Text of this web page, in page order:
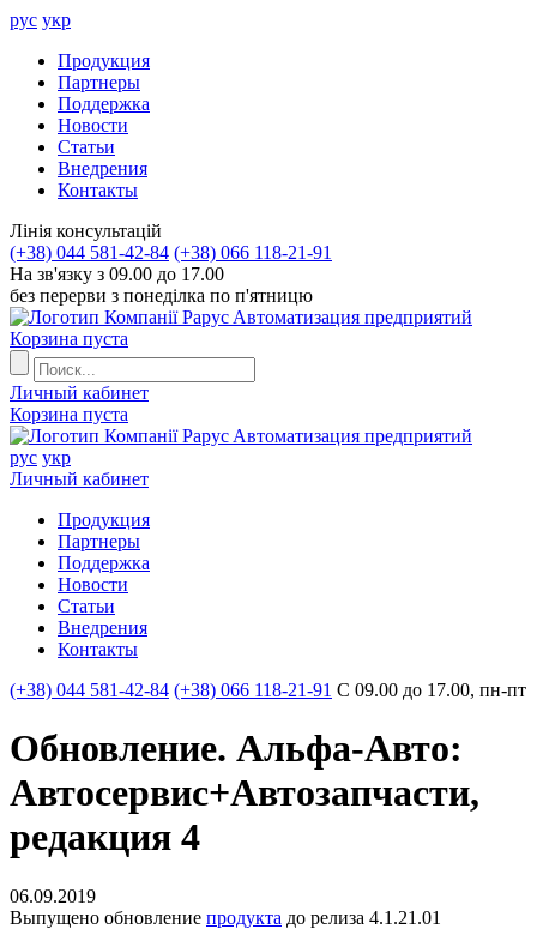
рус укр
Продукция
Партнеры
Поддержка
Новости
Статьи
Внедрения
Контакты
Лiнiя консультацiй
(+38) 044 581-42-84 (+38) 066 118-21-91
На зв'язку з 09.00 до 17.00
без перерви з понеділка по п'ятницю
Aвтоматизация предприятий
Корзина пуста
Личный кабинет
Корзина пуста
Aвтоматизация предприятий
рус укр
Личный кабинет
Продукция
Партнеры
Поддержка
Новости
Статьи
Внедрения
Контакты
(+38) 044 581-42-84 (+38) 066 118-21-91 С 09.00 до 17.00, пн-пт
Обновление. Альфа-Авто:
Автосервис+Автозапчасти,
редакция 4
06.09.2019
Выпущено обновление продукта до релиза 4.1.21.01